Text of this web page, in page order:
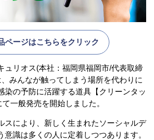
ページはこちらをクリック
ュリオス(本社：福岡県福岡市/代表取締
みんなが触ってしまう場所を代わりに
染の予防に活躍する道具【クリーンタッ
一般発売を開始しました。
スにより、新しく生まれたソーシャルデ
意識は多くの人に定着しつつあります。